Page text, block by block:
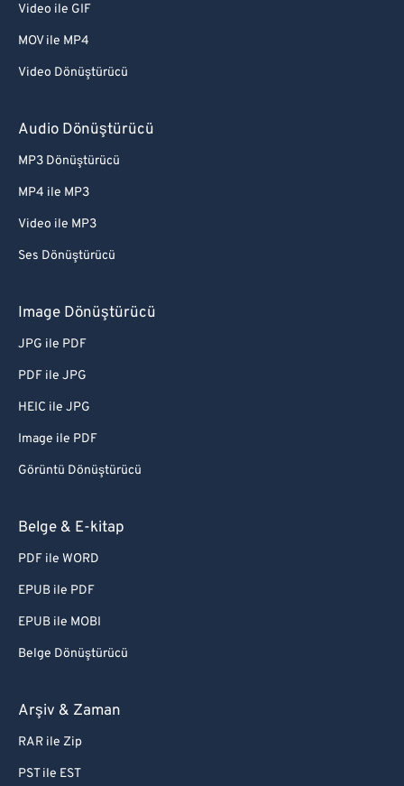
Video ile GIF
MOV ile MP4
Video Dönüştürücü
Audio Dönüştürücü
MP3 Dönüştürücü
MP4 ile MP3
Video ile MP3
Ses Dönüştürücü
Image Dönüştürücü
JPG ile PDF
PDF ile JPG
HEIC ile JPG
Image ile PDF
Görüntü Dönüştürücü
Belge & E-kitap
PDF ile WORD
EPUB ile PDF
EPUB ile MOBI
Belge Dönüştürücü
Arşiv & Zaman
RAR ile Zip
PST ile EST